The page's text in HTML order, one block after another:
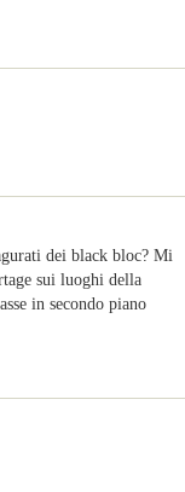
dei black bloc? Mi
sui luoghi della
in secondo piano